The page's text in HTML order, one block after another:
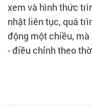
xem và hình thức
nhật liên tục, quá
động một chiều,
- điều chỉnh theo